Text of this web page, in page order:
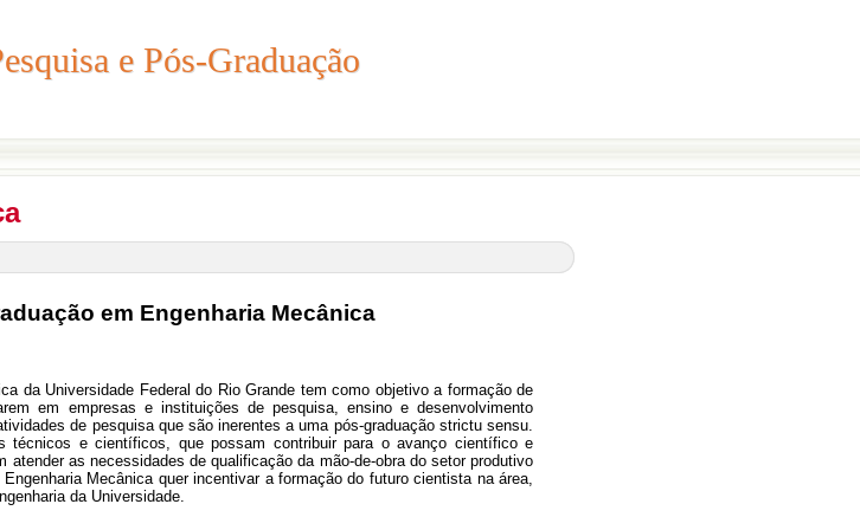
e Pós-Graduação
e Pós-Graduação
em Engenharia Mecânica
da Universidade Federal do Rio Grande tem como objetivo a formação de
em empresas e instituições de pesquisa, ensino e desenvolvimento
de pesquisa que são inerentes a uma pós-graduação strictu sensu.
técnicos e científicos, que possam contribuir para o avanço científico e
as necessidades de qualificação da mão-de-obra do setor produtivo
Mecânica quer incentivar a formação do futuro cientista na área,
da Universidade.